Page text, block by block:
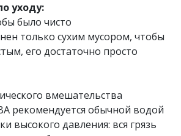
уходу:
было чисто
только сухим мусором, чтобы
его достаточно просто
вмешательства
рекомендуется обычной водой
высокого давления: вся грязь